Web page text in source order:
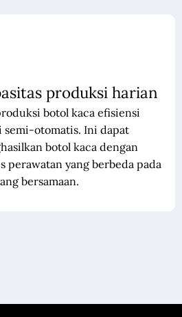
produksi harian
botol kaca efisiensi
semi-otomatis. Ini dapat
botol kaca dengan
perawatan yang berbeda pada
bersamaan.